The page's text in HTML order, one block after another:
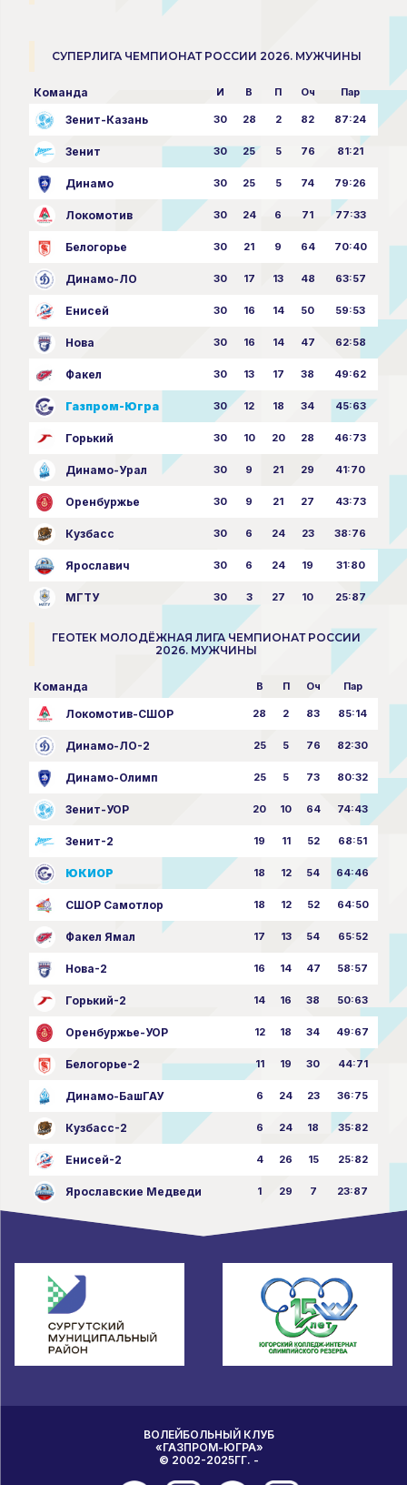
СУПЕРЛИГА ЧЕМПИОНАТ РОССИИ 2026. МУЖЧИНЫ
Команда И В П Оч Пар
Зенит-Казань 30 28 2 82 87:24
Зенит 30 25 5 76 81:21
Динамо 30 25 5 74 79:26
Локомотив 30 24 6 71 77:33
Белогорье 30 21 9 64 70:40
Динамо-ЛО 30 17 13 48 63:57
Енисей 30 16 14 50 59:53
Нова 30 16 14 47 62:58
Факел 30 13 17 38 49:62
Газпром-Югра 30 12 18 34 45:63
Горький 30 10 20 28 46:73
Динамо-Урал 30 9 21 29 41:70
Оренбуржье 30 9 21 27 43:73
Кузбасс 30 6 24 23 38:76
Ярославич 30 6 24 19 31:80
МГТУ 30 3 27 10 25:87
ГЕОТЕК МОЛОДЁЖНАЯ ЛИГА ЧЕМПИОНАТ РОССИИ
2026. МУЖЧИНЫ
Команда В П Оч Пар
Локомотив-СШОР 28 2 83 85:14
Динамо-ЛО-2 25 5 76 82:30
Динамо-Олимп 25 5 73 80:32
Зенит-УОР 20 10 64 74:43
Зенит-2 19 11 52 68:51
ЮКИОР 18 12 54 64:46
СШОР Самотлор 18 12 52 64:50
Факел Ямал 17 13 54 65:52
Нова-2 16 14 47 58:57
Горький-2 14 16 38 50:63
Оренбуржье-УОР 12 18 34 49:67
Белогорье-2 11 19 30 44:71
Динамо-БашГАУ 6 24 23 36:75
Кузбасс-2 6 24 18 35:82
Енисей-2 4 26 15 25:82
Ярославские Медведи 1 29 7 23:87
ВОЛЕЙБОЛЬНЫЙ КЛУБ
«ГАЗПРОМ-ЮГРА»
© 2002-2025ГГ. -